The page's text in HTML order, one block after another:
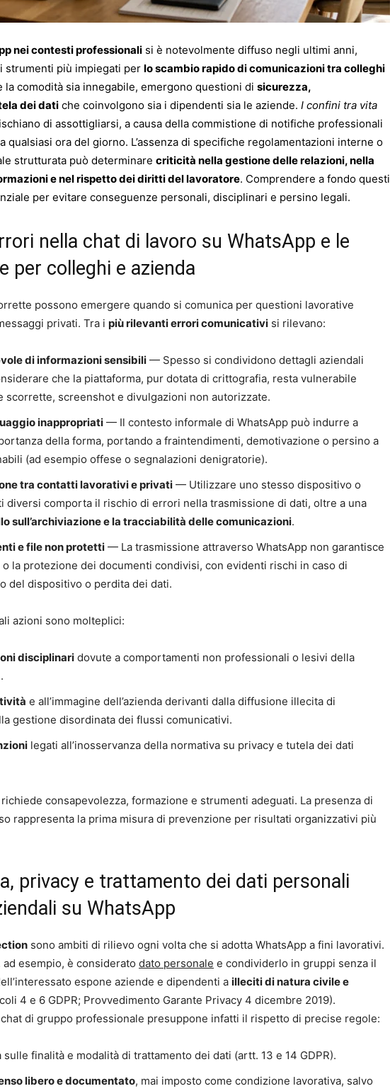
nei contesti professionali si è notevolmente diffuso negli ultimi anni,
strumenti più impiegati per lo scambio rapido di comunicazioni tra colleghi
la comodità sia innegabile, emergono questioni di sicurezza,
dei dati che coinvolgono sia i dipendenti sia le aziende. I confini tra vita
di assottigliarsi, a causa della commistione di notifiche professionali
qualsiasi ora del giorno. L’assenza di specifiche regolamentazioni interne o
strutturata può determinare criticità nella gestione delle relazioni, nella
e nel rispetto dei diritti del lavoratore. Comprendere a fondo questi
per evitare conseguenze personali, disciplinari e persino legali.
nella chat di lavoro su WhatsApp e le
per colleghi e azienda
possono emergere quando si comunica per questioni lavorative
privati. Tra i più rilevanti errori comunicativi si rilevano:
di informazioni sensibili — Spesso si condividono dettagli aziendali
che la piattaforma, pur dotata di crittografia, resta vulnerabile
scorrette, screenshot e divulgazioni non autorizzate.
inappropriati — Il contesto informale di WhatsApp può indurre a
della forma, portando a fraintendimenti, demotivazione o persino a
(ad esempio offese o segnalazioni denigratorie).
tra contatti lavorativi e privati — Utilizzare uno stesso dispositivo o
diversi comporta il rischio di errori nella trasmissione di dati, oltre a una
sull’archiviazione e la tracciabilità delle comunicazioni.
e file non protetti — La trasmissione attraverso WhatsApp non garantisce
o la protezione dei documenti condivisi, con evidenti rischi in caso di
del dispositivo o perdita dei dati.
azioni sono molteplici:
disciplinari dovute a comportamenti non professionali o lesivi della
e all’immagine dell’azienda derivanti dalla diffusione illecita di
gestione disordinata dei flussi comunicativi.
legati all’inosservanza della normativa su privacy e tutela dei dati
richiede consapevolezza, formazione e strumenti adeguati. La presenza di
rappresenta la prima misura di prevenzione per risultati organizzativi più
privacy e trattamento dei dati personali
su WhatsApp
sono ambiti di rilievo ogni volta che si adotta WhatsApp a fini lavorativi.
esempio, è considerato dato personale e condividerlo in gruppi senza il
espone aziende e dipendenti a illeciti di natura civile e
4 e 6 GDPR; Provvedimento Garante Privacy 4 dicembre 2019).
chat di gruppo professionale presuppone infatti il rispetto di precise regole:
sulle finalità e modalità di trattamento dei dati (artt. 13 e 14 GDPR).
libero e documentato, mai imposto come condizione lavorativa, salvo